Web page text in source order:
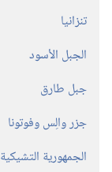
تنزانيا
الجبل الأسود
جبل طارق
جزر والِس وفوتونا
الجمهورية التشيكية